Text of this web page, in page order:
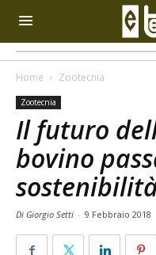
Home Zootecnia
Zootecnia
Il futuro
bovino
Di Giorgio Setti - 9 Febbraio 2018